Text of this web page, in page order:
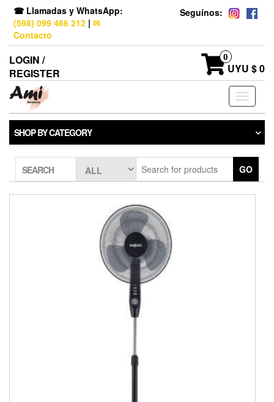
☎ Llamadas y WhatsApp:
(598) 099 466 212 | ✉
Contacto
Seguínos:
LOGIN /
REGISTER
0
UYU $ 0
Toggle
SHOP BY CATEGORY
SEARCH GO